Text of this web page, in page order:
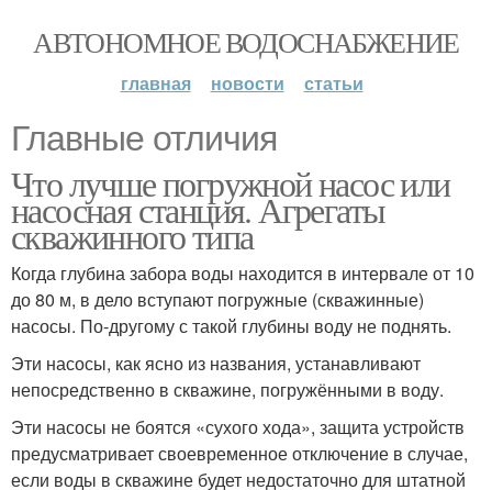
АВТОНОМНОЕ ВОДОСНАБЖЕНИЕ
главная новости статьи
Главные отличия
Что лучше погружной насос или
насосная станция. Агрегаты
скважинного типа
Когда глубина забора воды находится в интервале от 10
до 80 м, в дело вступают погружные (скважинные)
насосы. По-другому с такой глубины воду не поднять.
Эти насосы, как ясно из названия, устанавливают
непосредственно в скважине, погружёнными в воду.
Эти насосы не боятся «сухого хода», защита устройств
предусматривает своевременное отключение в случае,
если воды в скважине будет недостаточно для штатной